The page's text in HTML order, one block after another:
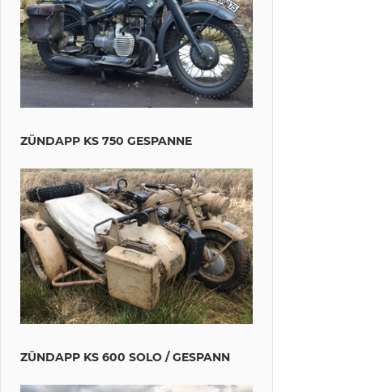
ZÜNDAPP KS 750 GESPANNE
ZÜNDAPP KS 600 SOLO / GESPANN